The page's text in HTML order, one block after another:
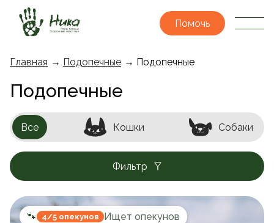
Помочь
Главная → Подопечные → Подопечные
Подопечные
Все Кошки Собаки
Фильтр
🐾 4/5 опекунов Ищет опекунов